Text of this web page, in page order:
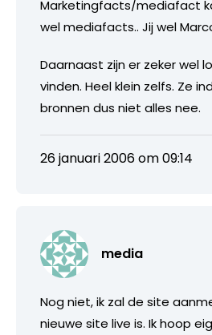
Marketingfacts/mediafact
wel mediafacts.. Jij wel
Daarnaast zijn er zeker wel
vinden. Heel klein zelfs. Ze
bronnen dus niet alles nee.
26 januari 2006 om 09:14
media
Nog niet, ik zal de site
nieuwe site live is. Ik hoop